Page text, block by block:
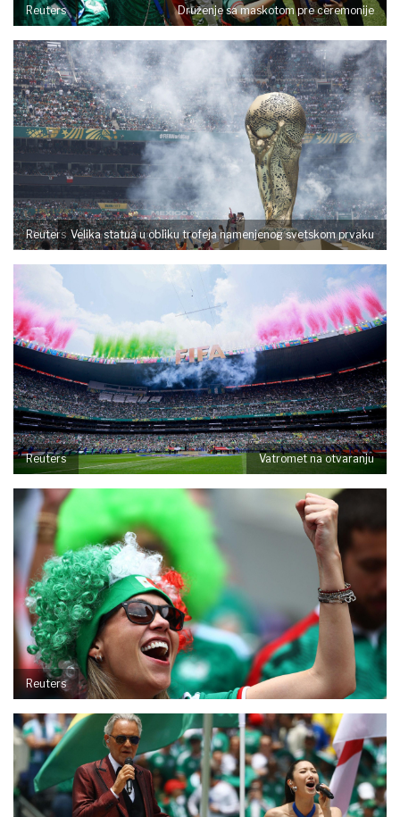
Reuters Druženje sa maskotom pre ceremonije
Reuters Velika statua u obliku trofeja namenjenog svetskom prvaku
Reuters Vatromet na otvaranju
Reuters